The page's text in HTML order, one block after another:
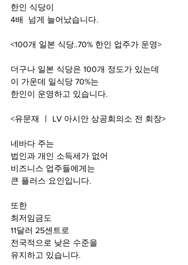
한인 식당이
4배  넘게 늘어났습니다.
<100개 일본 식당..70% 한인 업주가 운영>
더구나 일본 식당은 100개 정도가 있는데
이 가운데 일식당 70%는
한인이 운영하고 있습니다.
<유문재 ㅣ LV 아시안 상공회의소 전 회장>
네바다 주는
법인과 개인 소득세가 없어
비즈니스 업주들에게는
큰 플러스 요인입니다.
또한
최저임금도
11달러 25센트로
전국적으로 낮은 수준을
유지하고 있습니다.